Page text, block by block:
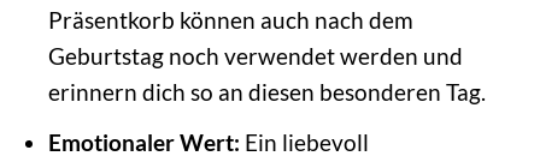
Präsentkorb können auch nach dem
Geburtstag noch verwendet werden und
erinnern dich so an diesen besonderen Tag.
Emotionaler Wert: Ein liebevoll